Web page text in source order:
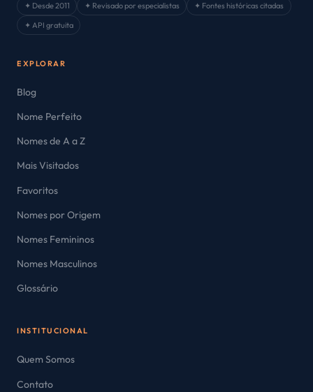
✦ Desde 2011 ✦ Revisado por especialistas
✦ Fontes históricas citadas
✦ API gratuita
EXPLORAR
Blog
Nome Perfeito
Nomes de A a Z
Mais Visitados
Favoritos
Nomes por Origem
Nomes Femininos
Nomes Masculinos
Glossário
INSTITUCIONAL
Quem Somos
Contato